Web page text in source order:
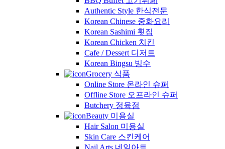
Authentic Style 한식전문
Korean Chinese 중화요리
Korean Sashimi 횟집
Korean Chicken 치킨
Cafe / Dessert 디저트
Korean Bingsu 빙수
Grocery 식품
Online Store 온라인 슈퍼
Offline Store 오프라인 슈퍼
Butchery 정육점
Beauty 미용실
Hair Salon 미용실
Skin Care 스킨케어